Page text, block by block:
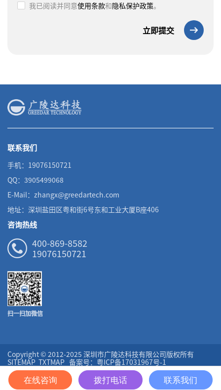
我已阅读并同意使用条款和隐私保护政策。
立即提交
联系我们
手机：19076150721
QQ：3905499068
E-Mail：zhangx@greedartech.com
地址：深圳盐田区粤和街6号东和工业大厦B座406
咨询热线
400-869-8582
19076150721
扫一扫加微信
Copyright © 2012-2025 深圳市广陵达科技有限公司版权所有
SITEMAP TXTMAP 备案号：粤ICP备17031967号-1
网站地图 友情链接
在线咨询 拨打电话 联系我们